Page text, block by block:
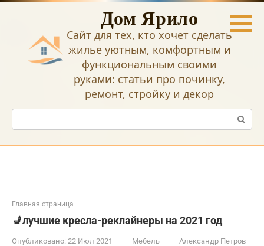
Перейти
Дом Ярило
Сайт для тех, кто хочет сделать
жилье уютным, комфортным и
функциональным своими
руками: статьи про починку,
ремонт, стройку и декор
Поиск:
Главная страница
💺лучшие кресла-реклайнеры на 2021 год
Опубликовано: 22 Июл 2021 Мебель Александр Петров